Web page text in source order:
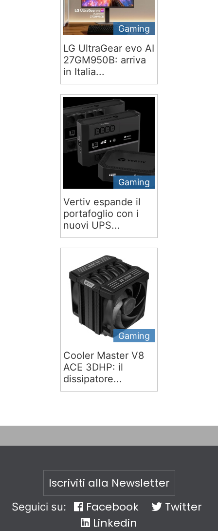
Gaming
LG UltraGear evo AI
27GM950B: arriva
in Italia...
Gaming
Vertiv espande il
portafoglio con i
nuovi UPS...
Gaming
Cooler Master V8
ACE 3DHP: il
dissipatore...
Iscriviti alla Newsletter
Seguici su: Facebook
Twitter
Linkedin